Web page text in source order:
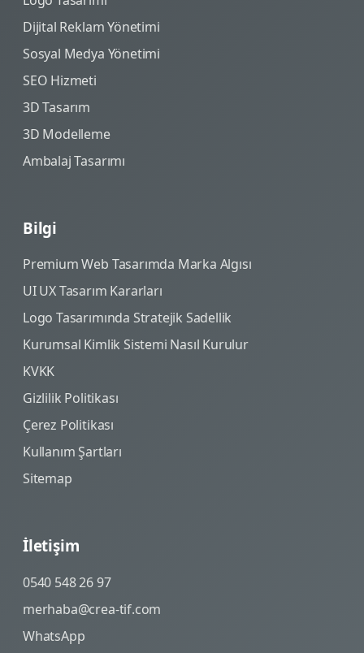
Dijital Reklam Yönetimi
Sosyal Medya Yönetimi
SEO Hizmeti
3D Tasarım
3D Modelleme
Ambalaj Tasarımı
Bilgi
Premium Web Tasarımda Marka Algısı
UI UX Tasarım Kararları
Logo Tasarımında Stratejik Sadellik
Kurumsal Kimlik Sistemi Nasıl Kurulur
KVKK
Gizlilik Politikası
Çerez Politikası
Kullanım Şartları
Sitemap
İletişim
0540 548 26 97
merhaba@crea-tif.com
WhatsApp